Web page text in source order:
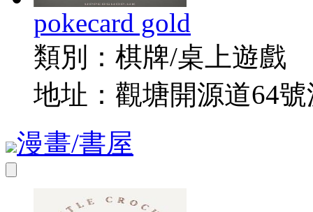
pokecard gold
類別： 棋牌/桌上遊戲
地址： 觀塘開源道64
漫畫/書屋